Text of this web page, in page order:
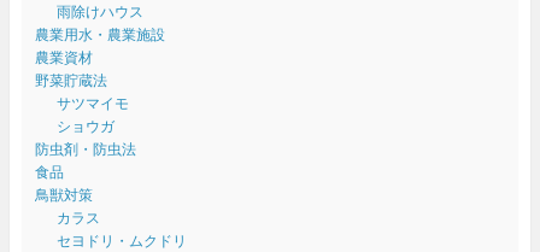
雨除けハウス
農業用水・農業施設
農業資材
野菜貯蔵法
サツマイモ
ショウガ
防虫剤・防虫法
食品
鳥獣対策
カラス
セヨドリ・ムクドリ